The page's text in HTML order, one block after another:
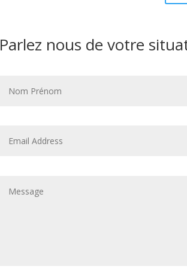
Parlez nous de votre